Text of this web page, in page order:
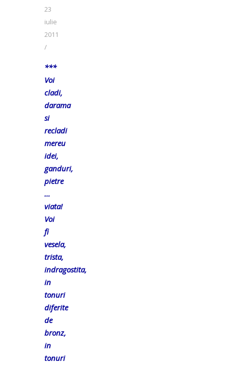
23
iulie
2011
/
***
Voi
cladi,
darama
si
recladi
mereu
idei,
ganduri,
pietre
…
viata!
Voi
fi
vesela,
trista,
indragostita,
in
tonuri
diferite
de
bronz,
in
tonuri